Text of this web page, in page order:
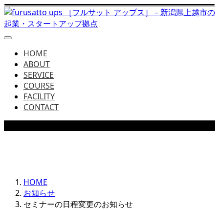
HOME
ABOUT
SERVICE
COURSE
FACILITY
CONTACT
HOME
お知らせ
セミナーの日程変更のお知らせ